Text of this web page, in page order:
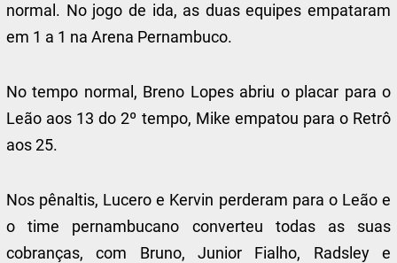
normal. No jogo de ida, as duas equipes empataram
em 1 a 1 na Arena Pernambuco.
No tempo normal, Breno Lopes abriu o placar para o
Leão aos 13 do 2º tempo, Mike empatou para o Retrô
aos 25.
Nos pênaltis, Lucero e Kervin perderam para o Leão e
o time pernambucano converteu todas as suas
cobranças, com Bruno, Junior Fialho, Radsley e